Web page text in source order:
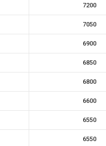
7200
7050
6900
6850
6800
6600
6550
6550